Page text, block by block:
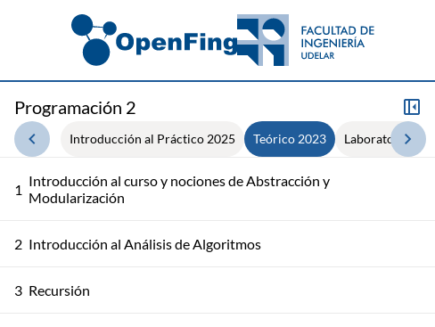
Programación 2
Introducción al Práctico 2025 Teórico 2023 Laboratorio 2023
1 Introducción al curso y nociones de Abstracción y
Modularización
2 Introducción al Análisis de Algoritmos
3 Recursión